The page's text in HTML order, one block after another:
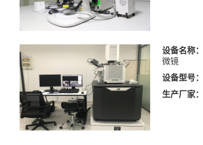
设备名称：
微镜
设备型号：
生产厂家：